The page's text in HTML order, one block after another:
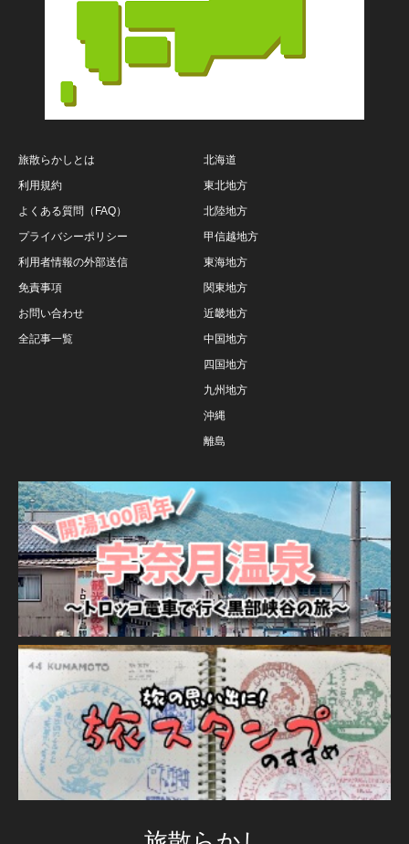
旅散らかしとは
利用規約
よくある質問（FAQ）
プライバシーポリシー
利用者情報の外部送信
免責事項
お問い合わせ
全記事一覧
北海道
東北地方
北陸地方
甲信越地方
東海地方
関東地方
近畿地方
中国地方
四国地方
九州地方
沖縄
離島